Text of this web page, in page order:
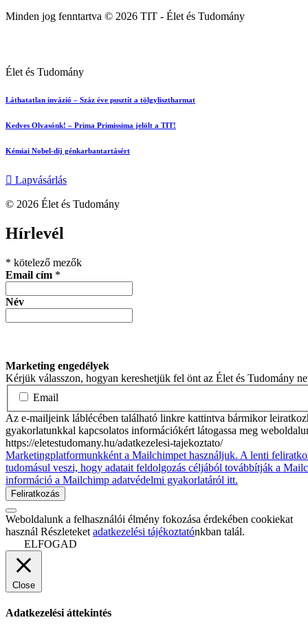
Minden jog fenntartva © 2026 TIT - Élet és Tudomány
Élet és Tudomány
Láthatatlan invázió – Száz éve pusztít a tölgylisztharmat
Kedves Olvasónk! – Prima Primissima jelölt a TIT!
Kémiai Nobel-díj génkarbantartásért
Lapvásárlás
© 2026 Élet és Tudomány
facebook-
1
youtube-
1
email
Hírlevél
* kötelező mezők
Email cím *
Név
Marketing engedélyek
Kérjük válasszon, hogyan kereshetjük fel önt az Élet és Tudomány
Email
Az e-mailjeink láblécében található linkre kattintva bármikor
gyakorlatunkkal kapcsolatos információkért látogassa meg
https://eletestudomany.hu/adatkezelesi-tajekoztato/
Marketingplatformunkként a Mailchimpet használjuk. A lenti
tudomásul veszi, hogy adatait feldolgozás céljából továbbítják a
információ a Mailchimp adatvédelmi gyakorlatáról itt.
Weboldalunk a felhasználói élmény fokozása érdekében cookiekat
használ Részleteket adatkezelési tájékoztatónkban talál.
ELFOGAD
Close
Adatkezelési áttekintés